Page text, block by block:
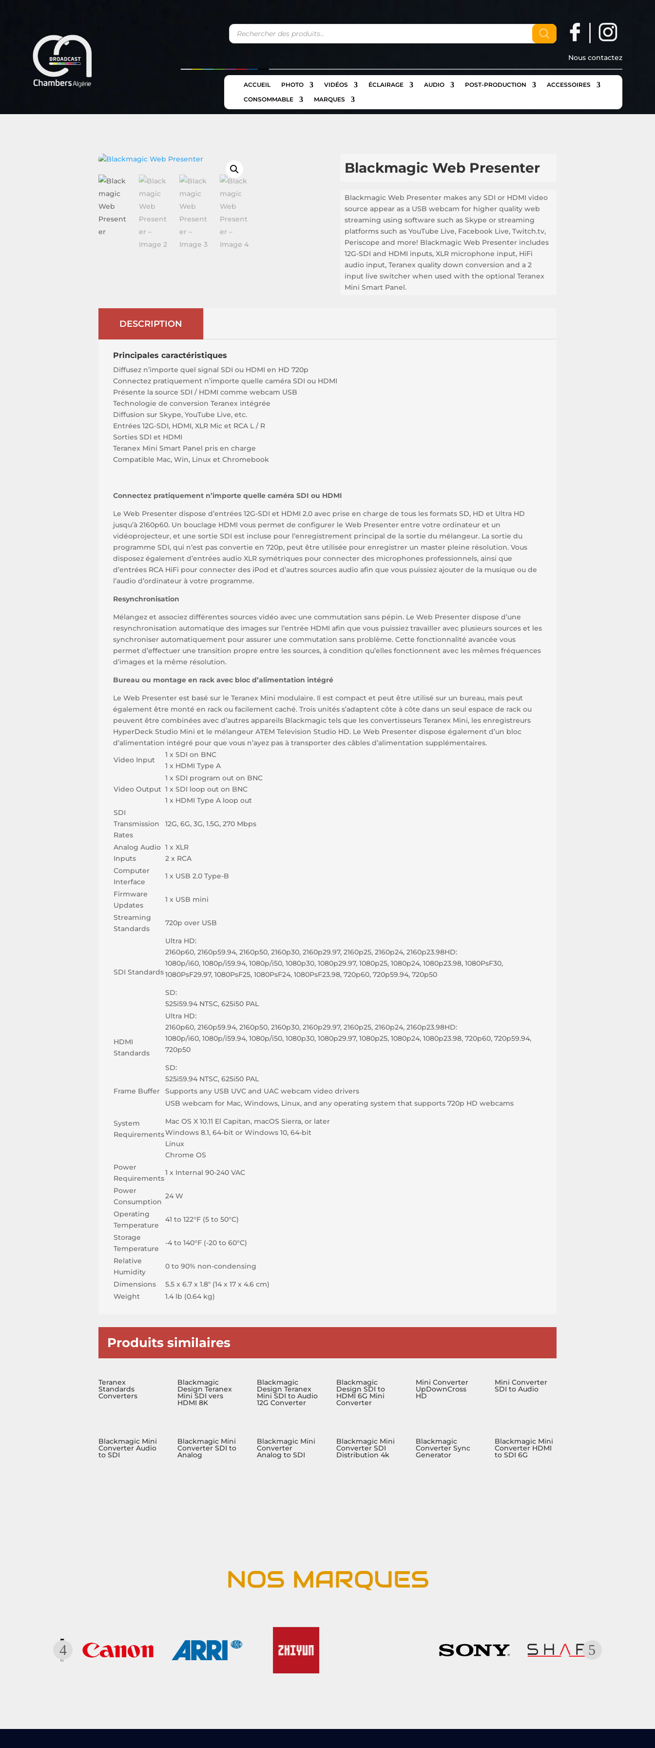
Recherche
de
produits
Nous contactez
ACCUEIL PHOTO VIDÉOS ÉCLAIRAGE AUDIO POST-PRODUCTION
ACCESSOIRES
CONSOMMABLE
MARQUES
Blackmagic Web Presenter
Blackmagic Web Presenter makes any SDI or HDMI video
source appear as a USB webcam for higher quality web
streaming using software such as Skype or streaming
platforms such as YouTube Live, Facebook Live, Twitch.tv,
Periscope and more! Blackmagic Web Presenter includes
12G-SDI and HDMI inputs, XLR microphone input, HiFi
audio input, Teranex quality down conversion and a 2
input live switcher when used with the optional Teranex
Mini Smart Panel.
DESCRIPTION
Principales caractéristiques
Diffusez n’importe quel signal SDI ou HDMI en HD 720p
Connectez pratiquement n’importe quelle caméra SDI ou HDMI
Présente la source SDI / HDMI comme webcam USB
Technologie de conversion Teranex intégrée
Diffusion sur Skype, YouTube Live, etc.
Entrées 12G-SDI, HDMI, XLR Mic et RCA L / R
Sorties SDI et HDMI
Teranex Mini Smart Panel pris en charge
Compatible Mac, Win, Linux et Chromebook
Connectez pratiquement n’importe quelle caméra SDI ou HDMI
Le Web Presenter dispose d’entrées 12G-SDI et HDMI 2.0 avec prise en charge de tous les formats SD, HD et Ultra HD
jusqu’à 2160p60. Un bouclage HDMI vous permet de configurer le Web Presenter entre votre ordinateur et un
vidéoprojecteur, et une sortie SDI est incluse pour l’enregistrement principal de la sortie du mélangeur. La sortie du
programme SDI, qui n’est pas convertie en 720p, peut être utilisée pour enregistrer un master pleine résolution. Vous
disposez également d’entrées audio XLR symétriques pour connecter des microphones professionnels, ainsi que
d’entrées RCA HiFi pour connecter des iPod et d’autres sources audio afin que vous puissiez ajouter de la musique ou de
l’audio d’ordinateur à votre programme.
Resynchronisation
Mélangez et associez différentes sources vidéo avec une commutation sans pépin. Le Web Presenter dispose d’une
resynchronisation automatique des images sur l’entrée HDMI afin que vous puissiez travailler avec plusieurs sources et les
synchroniser automatiquement pour assurer une commutation sans problème. Cette fonctionnalité avancée vous
permet d’effectuer une transition propre entre les sources, à condition qu’elles fonctionnent avec les mêmes fréquences
d’images et la même résolution.
Bureau ou montage en rack avec bloc d’alimentation intégré
Le Web Presenter est basé sur le Teranex Mini modulaire. Il est compact et peut être utilisé sur un bureau, mais peut
également être monté en rack ou facilement caché. Trois unités s’adaptent côte à côte dans un seul espace de rack ou
peuvent être combinées avec d’autres appareils Blackmagic tels que les convertisseurs Teranex Mini, les enregistreurs
HyperDeck Studio Mini et le mélangeur ATEM Television Studio HD. Le Web Presenter dispose également d’un bloc
d’alimentation intégré pour que vous n’ayez pas à transporter des câbles d’alimentation supplémentaires.
Video Input
1 x SDI on BNC
1 x HDMI Type A
Video Output
1 x SDI program out on BNC
1 x SDI loop out on BNC
1 x HDMI Type A loop out
SDI
Transmission
Rates
12G, 6G, 3G, 1.5G, 270 Mbps
Analog Audio
Inputs
1 x XLR
2 x RCA
Computer
Interface
1 x USB 2.0 Type-B
Firmware
Updates
1 x USB mini
Streaming
Standards
720p over USB
SDI Standards
Ultra HD:
2160p60, 2160p59.94, 2160p50, 2160p30, 2160p29.97, 2160p25, 2160p24, 2160p23.98HD:
1080p/i60, 1080p/i59.94, 1080p/i50, 1080p30, 1080p29.97, 1080p25, 1080p24, 1080p23.98, 1080PsF30,
1080PsF29.97, 1080PsF25, 1080PsF24, 1080PsF23.98, 720p60, 720p59.94, 720p50
SD:
525i59.94 NTSC, 625i50 PAL
HDMI
Standards
Ultra HD:
2160p60, 2160p59.94, 2160p50, 2160p30, 2160p29.97, 2160p25, 2160p24, 2160p23.98HD:
1080p/i60, 1080p/i59.94, 1080p/i50, 1080p30, 1080p29.97, 1080p25, 1080p24, 1080p23.98, 720p60, 720p59.94,
720p50
SD:
525i59.94 NTSC, 625i50 PAL
Frame Buffer
Supports any USB UVC and UAC webcam video drivers
System
Requirements
USB webcam for Mac, Windows, Linux, and any operating system that supports 720p HD webcams
Mac OS X 10.11 El Capitan, macOS Sierra, or later
Windows 8.1, 64-bit or Windows 10, 64-bit
Linux
Chrome OS
Power
Requirements
1 x Internal 90-240 VAC
Power
Consumption
24 W
Operating
Temperature
41 to 122°F (5 to 50°C)
Storage
Temperature
-4 to 140°F (-20 to 60°C)
Relative
Humidity
0 to 90% non-condensing
Dimensions
5.5 x 6.7 x 1.8″ (14 x 17 x 4.6 cm)
Weight
1.4 lb (0.64 kg)
Produits similaires
Teranex
Standards
Converters
Blackmagic
Design Teranex
Mini SDI vers
HDMI 8K
Blackmagic
Design Teranex
Mini SDI to Audio
12G Converter
Blackmagic
Design SDI to
HDMI 6G Mini
Converter
Mini Converter
UpDownCross
HD
Mini Converter
SDI to Audio
Blackmagic Mini
Converter Audio
to SDI
Blackmagic Mini
Converter SDI to
Analog
Blackmagic Mini
Converter
Analog to SDI
Blackmagic Mini
Converter SDI
Distribution 4k
Blackmagic
Converter Sync
Generator
Blackmagic Mini
Converter HDMI
to SDI 6G
NOS MARQUES